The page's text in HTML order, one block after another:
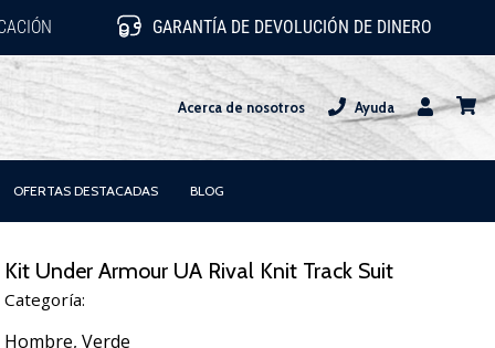
GARANTÍA DE DEVOLUCIÓN DE DINERO
Acerca de nosotros
Ayuda
Usuario
OFERTAS DESTACADAS BLOG
Kit Under Armour UA Rival Knit Track Suit
Categoría:
Hombre, Verde